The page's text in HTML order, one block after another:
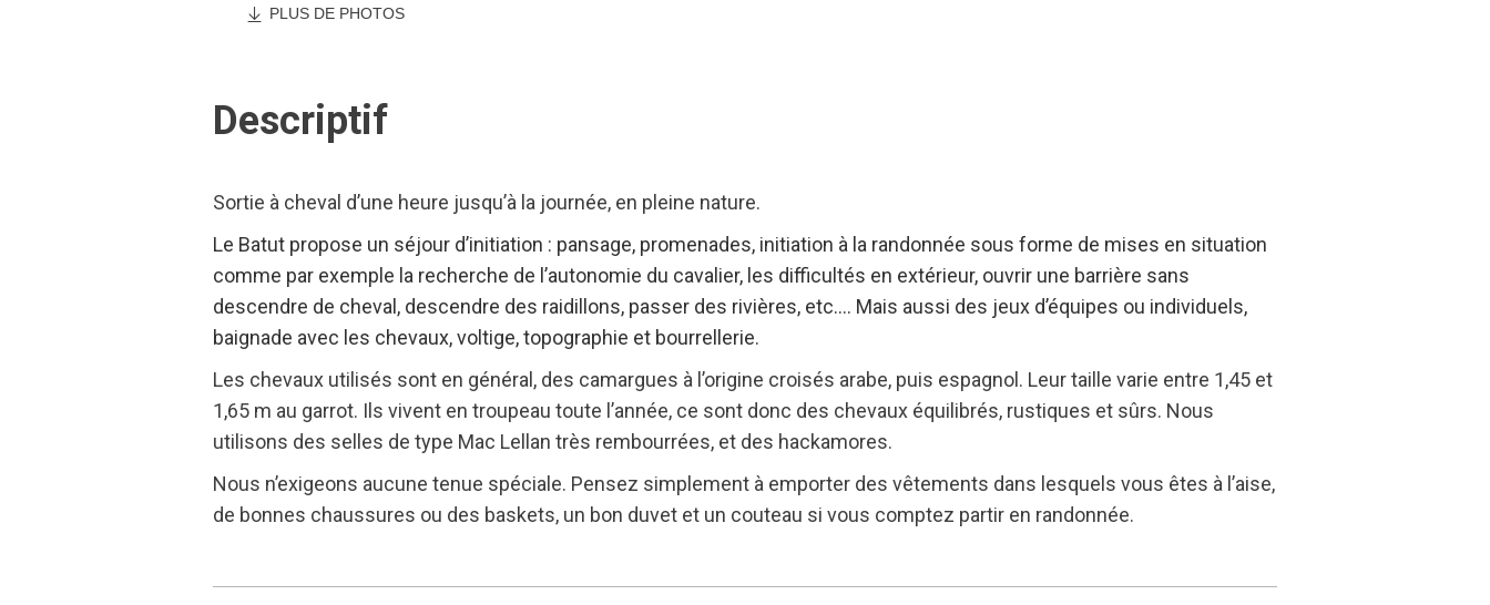
PLUS DE PHOTOS
Descriptif
Sortie à cheval d’une heure jusqu’à la journée, en pleine nature.
Le Batut propose un séjour d’initiation : pansage, promenades, initiation à la randonnée sous forme de mises en situation
comme par exemple la recherche de l’autonomie du cavalier, les difficultés en extérieur, ouvrir une barrière sans
descendre de cheval, descendre des raidillons, passer des rivières, etc…. Mais aussi des jeux d’équipes ou individuels,
baignade avec les chevaux, voltige, topographie et bourrellerie.
Les chevaux utilisés sont en général, des camargues à l’origine croisés arabe, puis espagnol. Leur taille varie entre 1,45 et
1,65 m au garrot. Ils vivent en troupeau toute l’année, ce sont donc des chevaux équilibrés, rustiques et sûrs. Nous
utilisons des selles de type Mac Lellan très rembourrées, et des hackamores.
Nous n’exigeons aucune tenue spéciale. Pensez simplement à emporter des vêtements dans lesquels vous êtes à l’aise,
de bonnes chaussures ou des baskets, un bon duvet et un couteau si vous comptez partir en randonnée.